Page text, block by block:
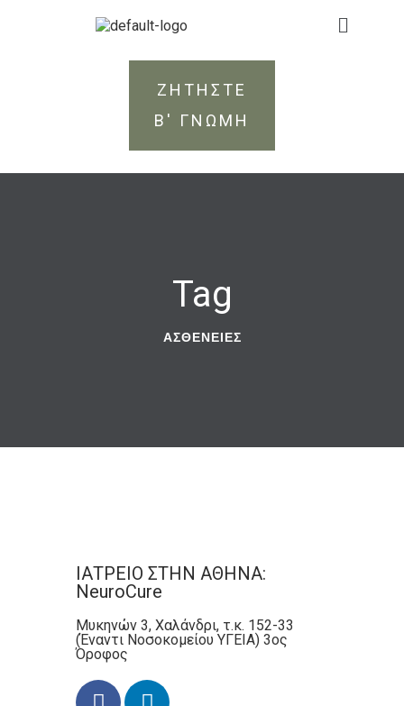
ΖΗΤΗΣΤΕ
Β' ΓΝΩΜΗ
Tag
ΑΣΘΈΝΕΙΕΣ
ΙΑΤΡΕΙΟ ΣΤΗΝ ΑΘΗΝΑ:
NeuroCure
Μυκηνών 3, Χαλάνδρι, τ.κ. 152-33
(Έναντι Νοσοκομείου ΥΓΕΙΑ) 3ος
Όροφος